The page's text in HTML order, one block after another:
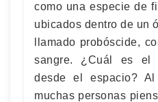
como una especie de
ubicados dentro de un
llamado probóscide,
sangre. ¿Cuál es el
desde el espacio?
muchas personas